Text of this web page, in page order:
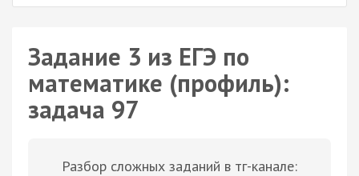
Задание 3 из ЕГЭ по
математике (профиль):
задача 97
Разбор сложных заданий в тг-канале: